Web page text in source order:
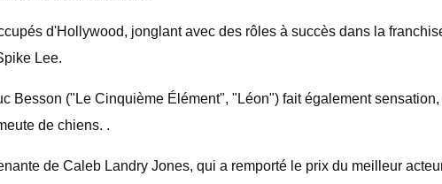
d'Hollywood, jonglant avec des rôles à succès dans la
Lee.
Besson ("Le Cinquième Élément", "Léon") fait également
de chiens. .
de Caleb Landry Jones, qui a remporté le prix du meilleur